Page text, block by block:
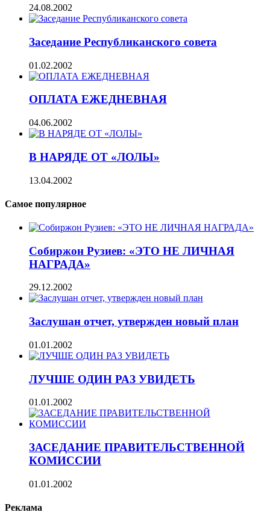
24.08.2002
Заседание Республиканского совета
01.02.2002
ОПЛАТА ЕЖЕДНЕВНАЯ
04.06.2002
В НАРЯДЕ ОТ «ЛОЛЫ»
13.04.2002
Самое популярное
Собиржон Рузиев: «ЭТО НЕ ЛИЧНАЯ
НАГРАДА»
29.12.2002
Заслушан отчет, утвержден новый план
01.01.2002
ЛУЧШЕ ОДИН РАЗ УВИДЕТЬ
01.01.2002
ЗАСЕДАНИЕ ПРАВИТЕЛЬСТВЕННОЙ
КОМИССИИ
01.01.2002
Реклама